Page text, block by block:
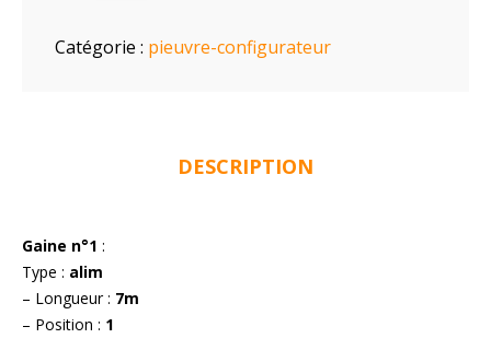
Catégorie : pieuvre-configurateur
DESCRIPTION
Gaine n°1 :
Type : alim
– Longueur : 7m
– Position : 1